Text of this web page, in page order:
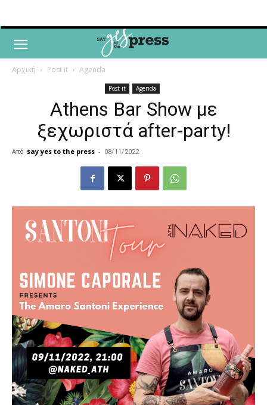
Αρχική Post it Agenda
Post it Agenda
Athens Bar Show με
ξεχωριστά after-party!
Από say yes to the press - 08/11/2022